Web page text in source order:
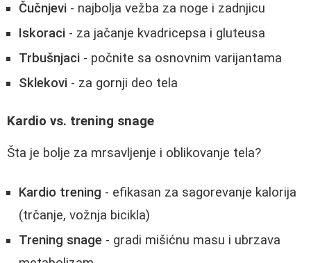
Čučnjevi - najbolja vežba za noge i zadnjicu
Iskoraci - za jačanje kvadricepsa i gluteusa
Trbušnjaci - počnite sa osnovnim varijantama
Sklekovi - za gornji deo tela
Kardio vs. trening snage
Šta je bolje za mrsavljenje i oblikovanje tela?
Kardio trening - efikasan za sagorevanje kalorija
(trčanje, vožnja bicikla)
Trening snage - gradi mišićnu masu i ubrzava